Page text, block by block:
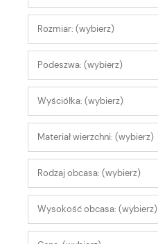
Rozmiar: (wybierz)
Podeszwa: (wybierz)
Wyściółka: (wybierz)
Materiał wierzchni: (wybierz)
Rodzaj obcasa: (wybierz)
Wysokość obcasa: (wybierz)